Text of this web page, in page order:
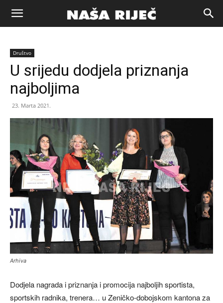
Naša
riječ
Društvo
U srijedu dodjela priznanja
najboljima
23. Marta 2021.
Arhiva
Dodjela nagrada i priznanja i promocija najboljih sportista,
sportskih radnika, trenera… u Zeničko-dobojskom kantona za